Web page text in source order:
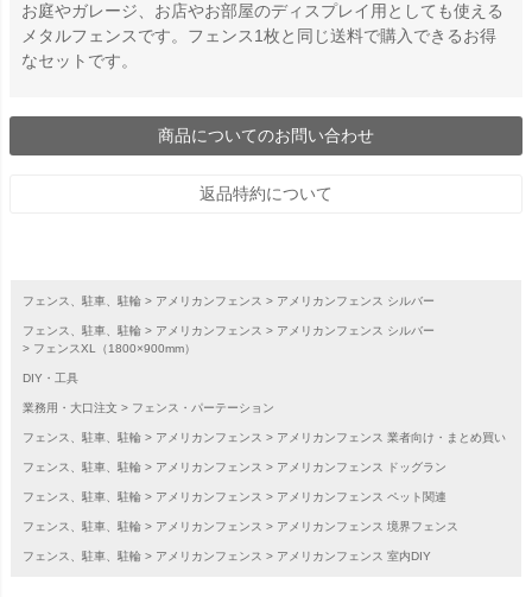
お庭やガレージ、お店やお部屋のディスプレイ用としても使える
メタルフェンスです。フェンス1枚と同じ送料で購入できるお得
なセットです。
商品についてのお問い合わせ
返品特約について
フェンス、駐車、駐輪 アメリカンフェンス アメリカンフェンス シルバー
フェンス、駐車、駐輪 アメリカンフェンス
アメリカンフェンス シルバー
フェンスXL（1800×900mm）
DIY・工具
業務用・大口注文 フェンス・パーテーション
フェンス、駐車、駐輪 アメリカンフェンス アメリカンフェンス 業者向け・まとめ買い
フェンス、駐車、駐輪 アメリカンフェンス アメリカンフェンス ドッグラン
フェンス、駐車、駐輪 アメリカンフェンス アメリカンフェンス ペット関連
フェンス、駐車、駐輪 アメリカンフェンス アメリカンフェンス 境界フェンス
フェンス、駐車、駐輪 アメリカンフェンス アメリカンフェンス 室内DIY